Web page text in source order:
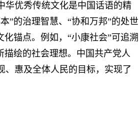
优秀传统文化是中国话语的精
”的治理智慧、“协和万邦”的处世
锚点。例如，“小康社会”可追溯
描绘的社会理想。中国共产党人
、惠及全体人民的目标，实现了